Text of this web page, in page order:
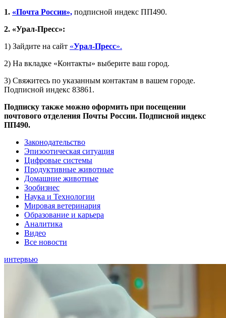
1. «Почта России», подписной индекс ПП490.
2. «Урал-Пресс»:
1) Зайдите на сайт «Урал-Пресс».
2) На вкладке «Контакты» выберите ваш город.
3) Свяжитесь по указанным контактам в вашем городе.
Подписной индекс 83861.
Подписку также можно оформить при посещении
почтового отделения Почты России. Подписной индекс
ПП490.
Законодательство
Эпизоотическая ситуация
Цифровые системы
Продуктивные животные
Домашние животные
Зообизнес
Наука и Технологии
Мировая ветеринария
Образование и карьера
Аналитика
Видео
Все новости
интервью